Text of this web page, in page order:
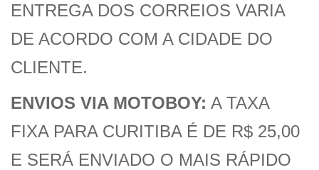
ENTREGA DOS CORREIOS VARIA
DE ACORDO COM A CIDADE DO
CLIENTE.
ENVIOS VIA MOTOBOY: A TAXA
FIXA PARA CURITIBA É DE R$ 25,00
E SERÁ ENVIADO O MAIS RÁPIDO